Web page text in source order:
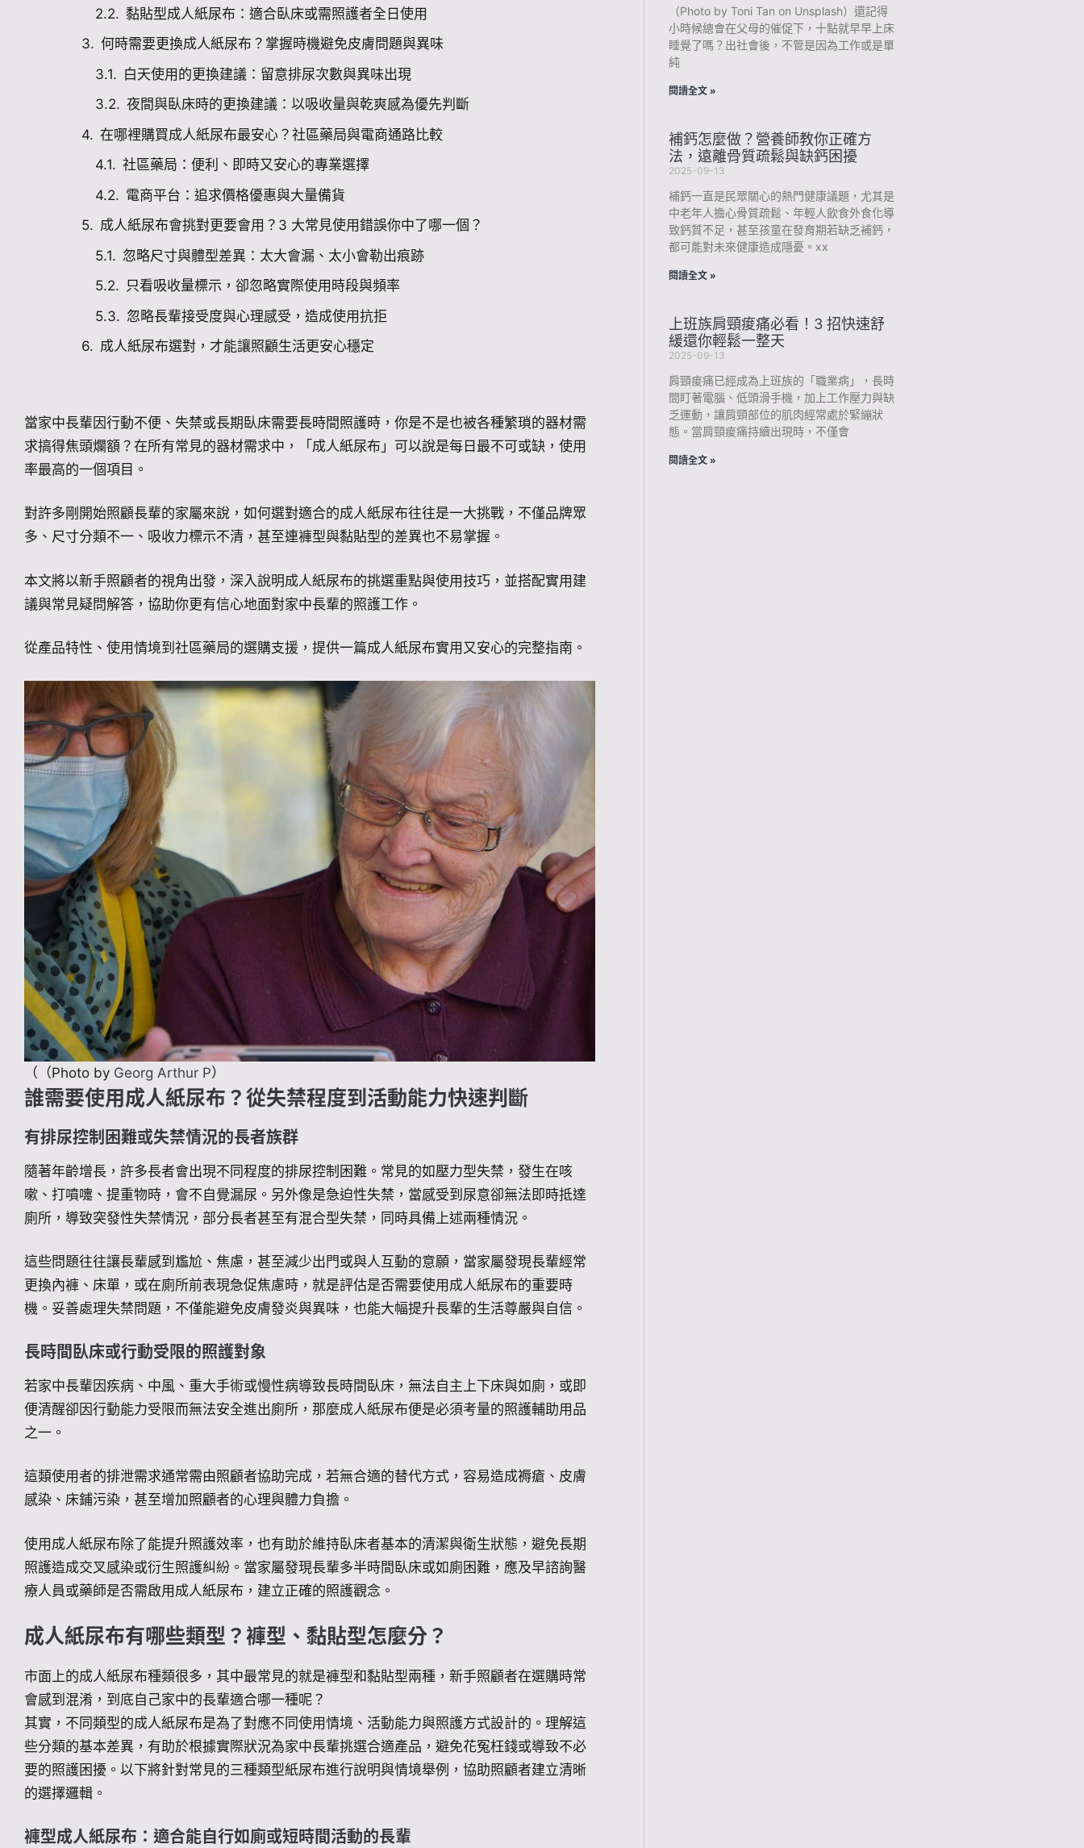
黏貼型成人紙尿布：適合臥床或需照護者全日使用
何時需要更換成人紙尿布？掌握時機避免皮膚問題與異味
白天使用的更換建議：留意排尿次數與異味出現
夜間與臥床時的更換建議：以吸收量與乾爽感為優先判斷
在哪裡購買成人紙尿布最安心？社區藥局與電商通路比較
社區藥局：便利、即時又安心的專業選擇
電商平台：追求價格優惠與大量備貨
成人紙尿布會挑對更要會用？3 大常見使用錯誤你中了哪一個？
忽略尺寸與體型差異：太大會漏、太小會勒出痕跡
只看吸收量標示，卻忽略實際使用時段與頻率
忽略長輩接受度與心理感受，造成使用抗拒
成人紙尿布選對，才能讓照顧生活更安心穩定
當家中長輩因行動不便、失禁或長期臥床需要長時間照護時，你是不是也被各種繁瑣的器材需
求搞得焦頭爛額？在所有常見的器材需求中，「成人紙尿布」可以說是每日最不可或缺，使用
率最高的一個項目。
對許多剛開始照顧長輩的家屬來說，如何選對適合的成人紙尿布往往是一大挑戰，不僅品牌眾
多、尺寸分類不一、吸收力標示不清，甚至連褲型與黏貼型的差異也不易掌握。
本文將以新手照顧者的視角出發，深入說明成人紙尿布的挑選重點與使用技巧，並搭配實用建
議與常見疑問解答，協助你更有信心地面對家中長輩的照護工作。
從產品特性、使用情境到社區藥局的選購支援，提供一篇成人紙尿布實用又安心的完整指南。
（（Photo by Georg Arthur P）
誰需要使用成人紙尿布？從失禁程度到活動能力快速判斷
有排尿控制困難或失禁情況的長者族群
隨著年齡增長，許多長者會出現不同程度的排尿控制困難。常見的如壓力型失禁，發生在咳
嗽、打噴嚏、提重物時，會不自覺漏尿。另外像是急迫性失禁，當感受到尿意卻無法即時抵達
廁所，導致突發性失禁情況，部分長者甚至有混合型失禁，同時具備上述兩種情況。
這些問題往往讓長輩感到尷尬、焦慮，甚至減少出門或與人互動的意願，當家屬發現長輩經常
更換內褲、床單，或在廁所前表現急促焦慮時，就是評估是否需要使用成人紙尿布的重要時
機。妥善處理失禁問題，不僅能避免皮膚發炎與異味，也能大幅提升長輩的生活尊嚴與自信。
長時間臥床或行動受限的照護對象
若家中長輩因疾病、中風、重大手術或慢性病導致長時間臥床，無法自主上下床與如廁，或即
便清醒卻因行動能力受限而無法安全進出廁所，那麼成人紙尿布便是必須考量的照護輔助用品
之一。
這類使用者的排泄需求通常需由照顧者協助完成，若無合適的替代方式，容易造成褥瘡、皮膚
感染、床鋪污染，甚至增加照顧者的心理與體力負擔。
使用成人紙尿布除了能提升照護效率，也有助於維持臥床者基本的清潔與衛生狀態，避免長期
照護造成交叉感染或衍生照護糾紛。當家屬發現長輩多半時間臥床或如廁困難，應及早諮詢醫
療人員或藥師是否需啟用成人紙尿布，建立正確的照護觀念。
成人紙尿布有哪些類型？褲型、黏貼型怎麼分？
市面上的成人紙尿布種類很多，其中最常見的就是褲型和黏貼型兩種，新手照顧者在選購時常
會感到混淆，到底自己家中的長輩適合哪一種呢？
其實，不同類型的成人紙尿布是為了對應不同使用情境、活動能力與照護方式設計的。理解這
些分類的基本差異，有助於根據實際狀況為家中長輩挑選合適產品，避免花冤枉錢或導致不必
要的照護困擾。以下將針對常見的三種類型紙尿布進行說明與情境舉例，協助照顧者建立清晰
的選擇邏輯。
褲型成人紙尿布：適合能自行如廁或短時間活動的長輩
（Photo by Toni Tan on Unsplash）還記得
小時候總會在父母的催促下，十點就早早上床
睡覺了嗎？出社會後，不管是因為工作或是單
純
閱讀全文 »
補鈣怎麼做？營養師教你正確方
法，遠離骨質疏鬆與缺鈣困擾
2025-09-13
補鈣一直是民眾關心的熱門健康議題，尤其是
中老年人擔心骨質疏鬆、年輕人飲食外食化導
致鈣質不足，甚至孩童在發育期若缺乏補鈣，
都可能對未來健康造成隱憂。xx
閱讀全文 »
上班族肩頸痠痛必看！3 招快速舒
緩還你輕鬆一整天
2025-09-13
肩頸痠痛已經成為上班族的「職業病」，長時
間盯著電腦、低頭滑手機，加上工作壓力與缺
乏運動，讓肩頸部位的肌肉經常處於緊繃狀
態。當肩頸痠痛持續出現時，不僅會
閱讀全文 »